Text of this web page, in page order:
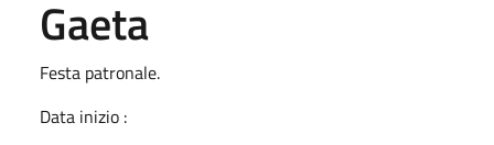
Gaeta
Festa patronale.
Data inizio :